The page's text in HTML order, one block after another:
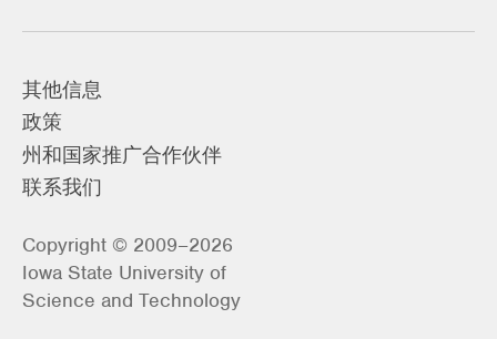
其他信息
政策
州和国家推广合作伙伴
联系我们
Copyright © 2009–2026
Iowa State University of
Science and Technology